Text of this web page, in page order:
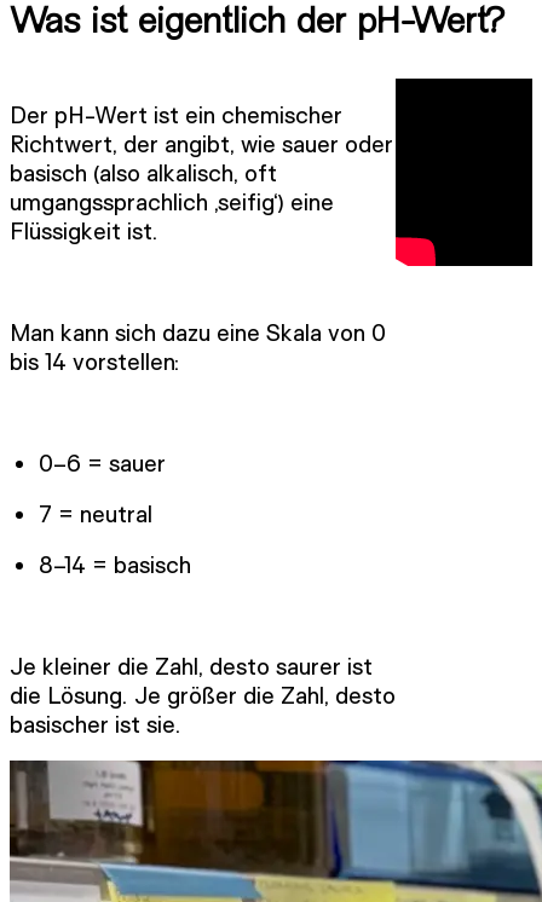
Was ist eigentlich der pH-Wert?
Der pH-Wert ist ein chemischer
Richtwert, der angibt, wie sauer oder
basisch (also alkalisch, oft
umgangssprachlich ‚seifig‘) eine
Flüssigkeit ist.
Man kann sich dazu eine Skala von 0
bis 14 vorstellen:
0–6 = sauer
7 = neutral
8–14 = basisch
Je kleiner die Zahl, desto saurer ist
die Lösung. Je größer die Zahl, desto
basischer ist sie.